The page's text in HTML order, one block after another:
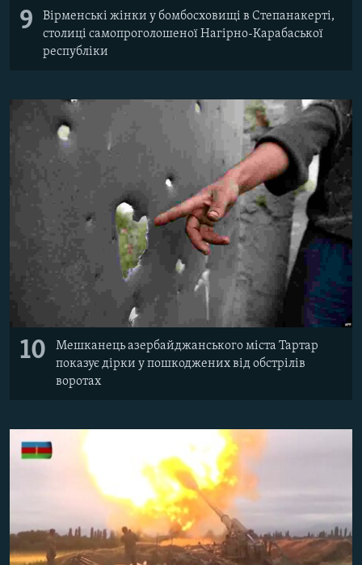
9
Вірменські жінки у бомбосховищі в Степанакерті,
столиці самопроголошеної Нагірно-Карабаської
республіки
10
Мешканець азербайджанського міста Тартар
показує дірки у пошкоджених від обстрілів
воротах